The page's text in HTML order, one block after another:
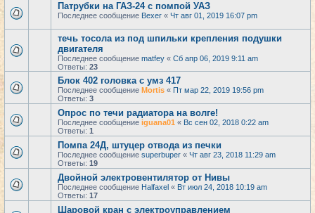
Патрубки на ГАЗ-24 с помпой УАЗ
Последнее сообщение Bexer « Чт авг 01, 2019 16:07 pm
течь тосола из под шпильки крепления подушки
двигателя
Последнее сообщение matfey « Сб апр 06, 2019 9:11 am
Ответы: 23
Блок 402 головка с умз 417
Последнее сообщение Mortis « Пт мар 22, 2019 19:56 pm
Ответы: 3
Опрос по течи радиатора на волге!
Последнее сообщение iguana01 « Вс сен 02, 2018 0:22 am
Ответы: 1
Помпа 24Д, штуцер отвода из печки
Последнее сообщение superbuper « Чт авг 23, 2018 11:29 am
Ответы: 19
Двойной электровентилятор от Нивы
Последнее сообщение Halfaxel « Вт июл 24, 2018 10:19 am
Ответы: 17
Шаровой кран с электроуправлением